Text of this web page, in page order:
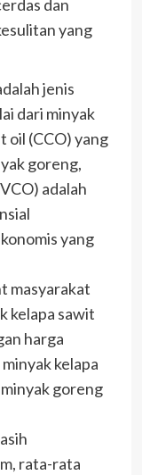
dan
yang
jenis
dari minyak
oil (CCO) yang
goreng,
adalah
yang
masyarakat
kelapa sawit
harga
kelapa
goreng
rata-rata